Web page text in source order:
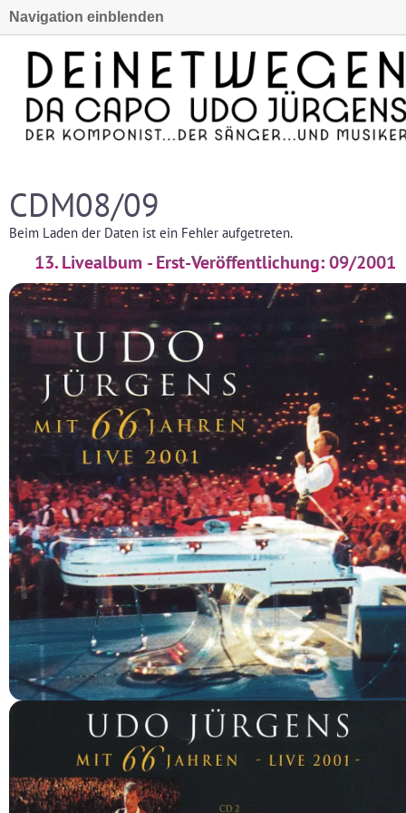
Navigation einblenden
CDM08/09
Beim Laden der Daten ist ein Fehler aufgetreten.
13. Livealbum - Erst-Veröffentlichung: 09/2001